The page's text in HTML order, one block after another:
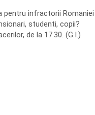
pentru infractorii Romaniei
studenti, copii?
de la 17.30. (G.I.)